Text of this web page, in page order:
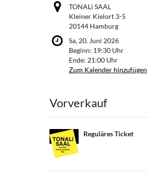
TONALi SAAL
Kleiner Kielort 3-5
20144 Hamburg
Sa, 20. Juni 2026
Beginn: 19:30 Uhr
Ende: 21:00 Uhr
Zum Kalender hinzufügen
Produkte
Vorverkauf
Reguläres Ticket